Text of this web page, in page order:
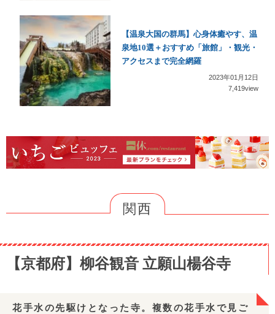
【温泉大国の群馬】心身体癒やす、温
泉地10選＋おすすめ「旅館」・観光・
アクセスまで完全網羅
2023年01月12日
7,419view
関西
【京都府】柳谷観音 立願山楊谷寺
花手水の先駆けとなった寺。複数の花手水で見ご